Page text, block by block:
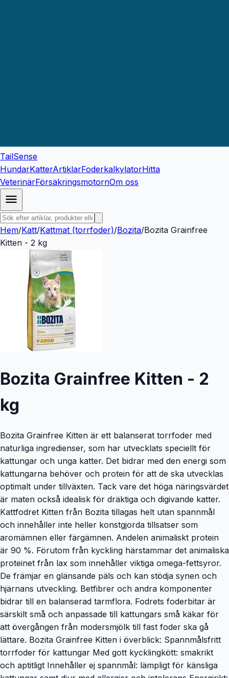
TailSense
HundarKatterArtiklarFoderkalkylatorHitta
VeterinärFörsäkringsmotornOm oss
Hem/Katt/Kattmat (torrfoder)/Bozita/Bozita Grainfree
Kitten - 2 kg
Bozita Grainfree Kitten - 2
kg
Bozita Grainfree Kitten är ett balanserat torrfoder med
naturliga ingredienser, som har utvecklats speciellt för
kattungar och unga katter. Det bidrar med den energi som
kattungarna behöver och protein för att de ska utvecklas
optimalt under tillväxten. Tack vare det höga näringsvärdet
är maten också idealisk för dräktiga och digivande katter.
Kattfodret Kitten från Bozita tillagas helt utan spannmål
och innehåller inte heller konstgjorda tillsatser som
aromämnen eller färgämnen. Andelen animaliskt protein
är 90 %. Förutom från kyckling härstammar det animaliska
proteinet från lax som innehåller viktiga omega-fettsyror.
De främjar en glänsande päls och kan stödja synen och
hjärnans utveckling. Betfibrer och andra komponenter
bidrar till en balanserad tarmflora. Fodrets foderbitar är
särskilt små och anpassade till kattungars små käkar för
att övergången från modersmjölk till fast foder ska gå
lättare. Bozita Grainfree Kitten i överblick: Spannmålsfritt
torrfoder för kattungar Med gott kycklingkött: smakrikt
och aptitligt Innehåller ej spannmål: lämpligt för känsliga